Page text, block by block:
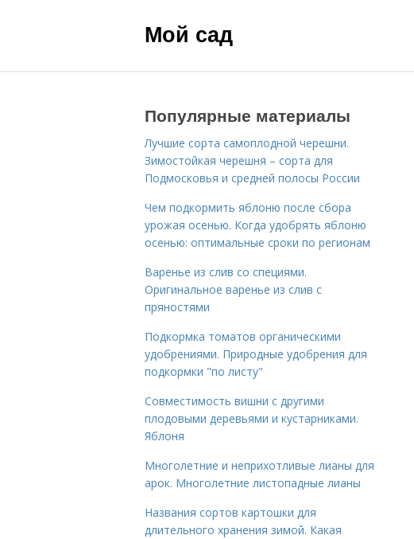
Мой сад
Популярные материалы
Лучшие сорта самоплодной черешни.
Зимостойкая черешня – сорта для
Подмосковья и средней полосы России
Чем подкормить яблоню после сбора
урожая осенью. Когда удобрять яблоню
осенью: оптимальные сроки по регионам
Варенье из слив со специями.
Оригинальное варенье из слив с
пряностями
Подкормка томатов органическими
удобрениями. Природные удобрения для
подкормки "по листу"
Совместимость вишни с другими
плодовыми деревьями и кустарниками.
Яблоня
Многолетние и неприхотливые лианы для
арок. Многолетние листопадные лианы
Названия сортов картошки для
длительного хранения зимой. Какая